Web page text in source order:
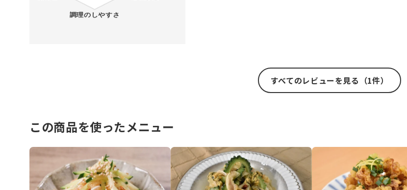
すべてのレビューを見る（1件）
この商品を使ったメニュー